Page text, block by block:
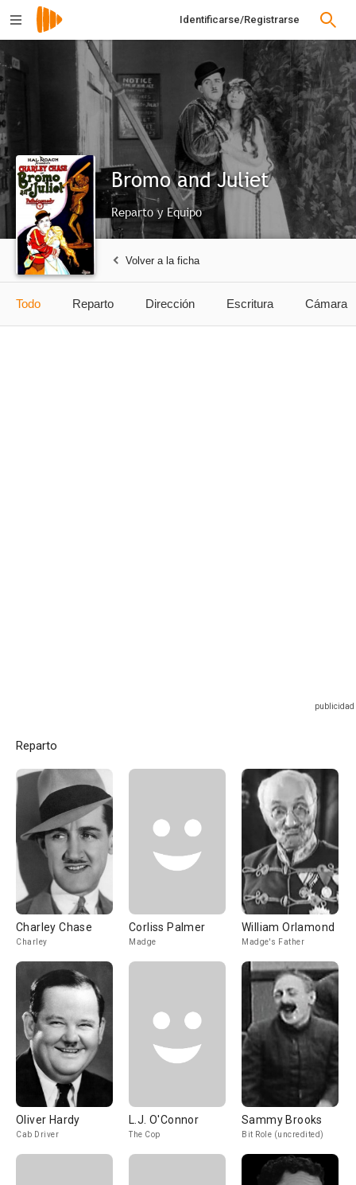
Identificarse/Registrarse
Bromo and Juliet
Reparto y Equipo
Volver a la ficha
Todo Reparto Dirección Escritura Cámara
Reparto
Charley Chase
Charley
Corliss Palmer
Madge
William Orlamond
Madge's Father
Oliver Hardy
Cab Driver
L.J. O'Connor
The Cop
Sammy Brooks
Bit Role (uncredited)